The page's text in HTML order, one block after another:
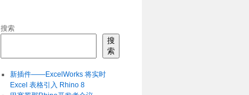
搜索
搜
索
新插件——ExcelWorks 将实时
Excel 表格引入 Rhino 8